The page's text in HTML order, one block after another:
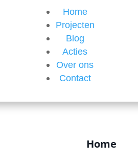
Home
Projecten
Blog
Acties
Over ons
Contact
Home